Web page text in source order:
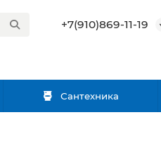
+7(910)869-11-19
Сантехника